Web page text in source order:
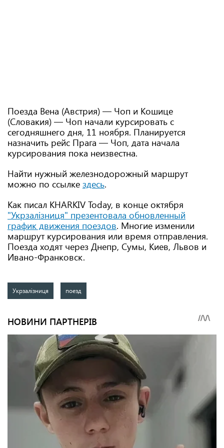
Поезда Вена (Австрия) — Чоп и Кошице
(Словакия) — Чоп начали курсировать с
сегодняшнего дня, 11 ноября. Планируется
назначить рейс Прага — Чоп, дата начала
курсирования пока неизвестна.
Найти нужный железнодорожный маршрут
можно по ссылке здесь.
Как писал KHARKIV Today, в конце октября
"Укрзалізниця" презентовала обновленный
график движения поездов. Многие изменили
маршрут курсирования или время отправления.
Поезда ходят через Днепр, Сумы, Киев, Львов и
Ивано-Франковск.
Укрзалізниця поезд